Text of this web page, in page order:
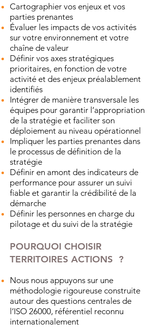
Cartographier vos enjeux et vos
parties prenantes
Évaluer les impacts de vos activités
sur votre environnement et votre
chaîne de valeur
Définir vos axes stratégiques
prioritaires, en fonction de votre
activité et des enjeux préalablement
identifiés
Intégrer de manière transversale les
équipes pour garantir l’appropriation
de la stratégie et faciliter son
déploiement au niveau opérationnel
Impliquer les parties prenantes dans
le processus de définition de la
stratégie
Définir en amont des indicateurs de
performance pour assurer un suivi
fiable et garantir la crédibilité de la
démarche
Définir les personnes en charge du
pilotage et du suivi de la stratégie
POURQUOI CHOISIR
TERRITOIRES ACTIONS ?
Nous nous appuyons sur une
méthodologie rigoureuse construite
autour des questions centrales de
l’ISO 26000, référentiel reconnu
internationalement